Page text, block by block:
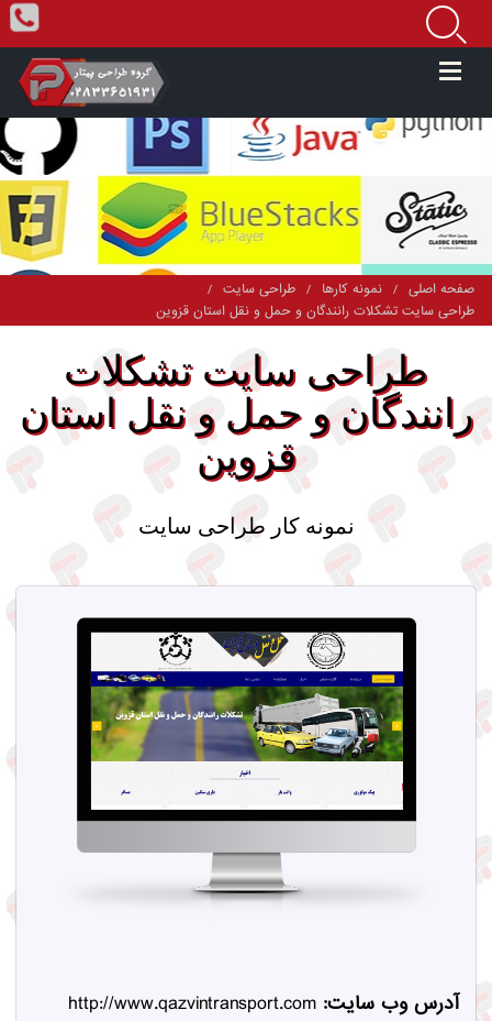
صفحه اصلی / نمونه کارها / طراحی سایت /
طراحی سایت تشکلات رانندگان و حمل و نقل استان قزوین
طراحی سایت تشکلات
رانندگان و حمل و نقل استان
قزوین
نمونه کار طراحی سایت
آدرس وب سایت: http://www.qazvintransport.com